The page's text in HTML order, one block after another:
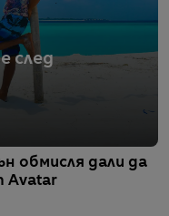
след
обмисля дали да
Avatar